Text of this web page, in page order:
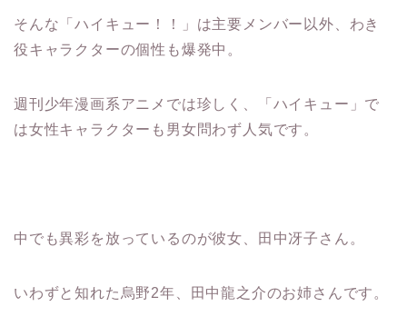
そんな「ハイキュー！！」は主要メンバー以外、わき
役キャラクターの個性も爆発中。
週刊少年漫画系アニメでは珍しく、「ハイキュー」で
は女性キャラクターも男女問わず人気です。
中でも異彩を放っているのが彼女、田中冴子さん。
いわずと知れた烏野2年、田中龍之介のお姉さんです。